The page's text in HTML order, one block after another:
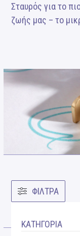
Σταυρός για το
ζωής μας – το
ΦΙΛΤΡΑ
ΚΑΤΗΓΟΡΙΑ